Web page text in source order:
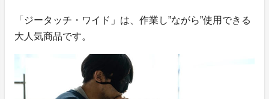
「ジータッチ・ワイド」は、作業し”ながら”使用できる
大人気商品です。